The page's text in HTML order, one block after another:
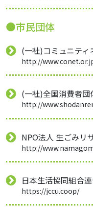
●市民団体
(一社)コミュニテ
http://
(一社)全国消費者団
http://
NPO法人 生ごみリ
http://
日本生活協同組合
https://jccu.coop/